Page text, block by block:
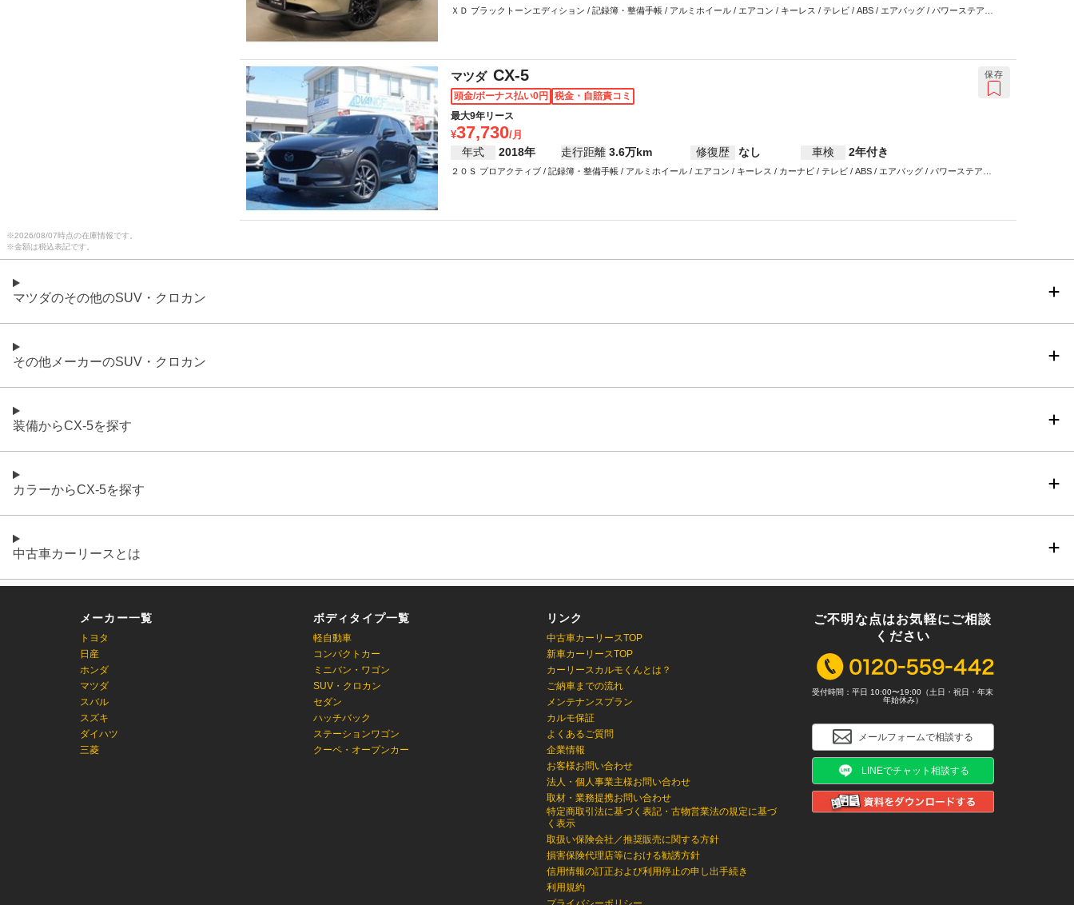
ＸＤ ブラックトーンエディション / 記録簿・整備手帳 / アルミホイール / エアコン / キーレス / テレビ / ABS / エアバッグ / パワーステアリ
マツダ CX-5
頭金/ボーナス払い0円
税金・自賠責コミ
最大9年リース
37,730
年式 2018年 走行距離 3.6万km 修復歴 なし 車検 2年付き
２０Ｓ プロアクティブ / 記録簿・整備手帳 / アルミホイール / エアコン / キーレス / カーナビ / テレビ / ABS / エアバッグ / パワーステアリ
保存
※2026/08/07時点の在庫情報です。
※金額は税込表記です。
マツダのその他のSUV・クロカン
その他メーカーのSUV・クロカン
装備からCX-5を探す
カラーからCX-5を探す
中古車カーリースとは
メーカー一覧
トヨタ
日産
ホンダ
マツダ
スバル
スズキ
ダイハツ
三菱
ボディタイプ一覧
軽自動車
コンパクトカー
ミニバン・ワゴン
SUV・クロカン
セダン
ハッチバック
ステーションワゴン
クーペ・オープンカー
リンク
中古車カーリースTOP
新車カーリースTOP
カーリースカルモくんとは？
ご納車までの流れ
メンテナンスプラン
カルモ保証
よくあるご質問
企業情報
お客様お問い合わせ
法人・個人事業主様お問い合わせ
取材・業務提携お問い合わせ
特定商取引法に基づく表記・古物営業法の規定に基づ
く表示
取扱い保険会社／推奨販売に関する方針
損害保険代理店等における勧誘方針
信用情報の訂正および利用停止の申し出手続き
利用規約
ご不明な点はお気軽にご相談
ください
受付時間：平日 10:00〜19:00（土日・祝日・年末
年始休み）
メールフォームで相談する
LINEでチャット相談する